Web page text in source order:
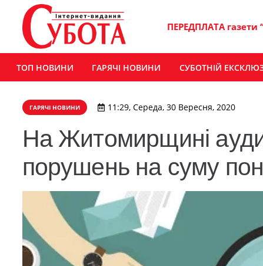
ПЕРЕДПЛАТА газети
ТОП НОВИНИ ГАРЯЧІ НОВИНИ СУБОТНІЙ
ГАРЯЧІ НОВИНИ 11:29, Середа, 30 Вересня, 2020
На Житомирщині
порушень на суму